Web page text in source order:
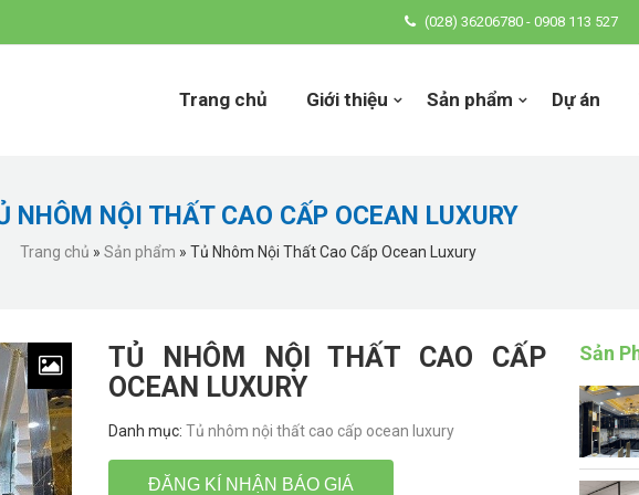
(028) 36206780 - 0908 113 527
Trang chủ Giới thiệu Sản phẩm Dự án
NHÔM NỘI THẤT CAO CẤP OCEAN LUXURY
Trang chủ » Sản phẩm » Tủ Nhôm Nội Thất Cao Cấp Ocean Luxury
TỦ NHÔM NỘI THẤT CAO CẤP
OCEAN LUXURY
Danh mục: Tủ nhôm nội thất cao cấp ocean luxury
ĐĂNG KÍ NHẬN BÁO GIÁ
Sản